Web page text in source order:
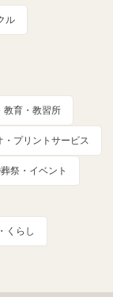
ル
教育・教習所
・プリントサービス
祭・イベント
くらし